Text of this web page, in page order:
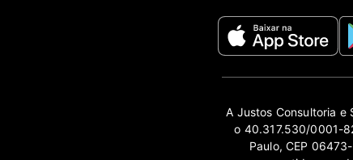
A Justos Consultoria e
o 40.317.530/0001-
Paulo, CEP